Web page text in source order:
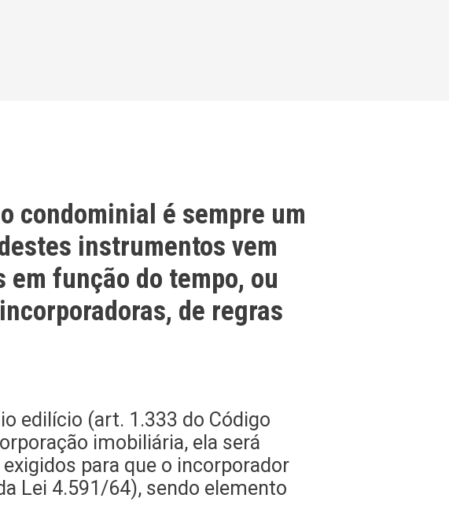
condominial é sempre um
instrumentos vem
função do tempo, ou
de regras
edilício (art. 1.333 do Código
imobiliária, ela será
para que o incorporador
Lei 4.591/64), sendo elemento